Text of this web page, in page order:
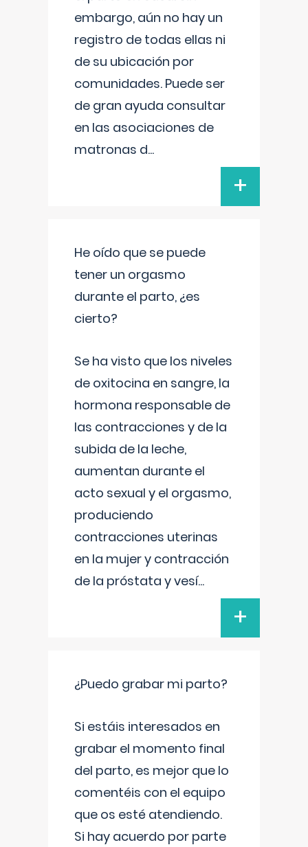
embargo, aún no hay un
registro de todas ellas ni
de su ubicación por
comunidades. Puede ser
de gran ayuda consultar
en las asociaciones de
matronas d...
+
He oído que se puede
tener un orgasmo
durante el parto, ¿es
cierto?
Se ha visto que los niveles
de oxitocina en sangre, la
hormona responsable de
las contracciones y de la
subida de la leche,
aumentan durante el
acto sexual y el orgasmo,
produciendo
contracciones uterinas
en la mujer y contracción
de la próstata y vesí...
+
¿Puedo grabar mi parto?
Si estáis interesados en
grabar el momento final
del parto, es mejor que lo
comentéis con el equipo
que os esté atendiendo.
Si hay acuerdo por parte